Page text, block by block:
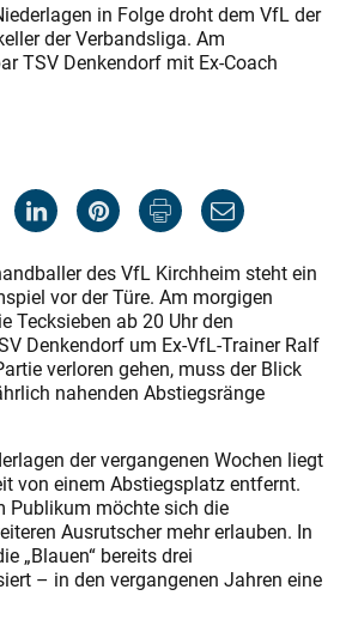
in Folge droht dem VfL der
der Verbandsliga. Am
TSV Denkendorf mit Ex-Coach
des VfL Kirchheim steht ein
vor der Türe. Am morgigen
Tecksieben ab 20 Uhr den
Denkendorf um Ex-VfL-Trainer Ralf
verloren gehen, muss der Blick
nahenden Abstiegsränge
der vergangenen Wochen liegt
von einem Abstiegsplatz entfernt.
Publikum möchte sich die
Ausrutscher mehr erlauben. In
„Blauen“ bereits drei
– in den vergangenen Jahren eine